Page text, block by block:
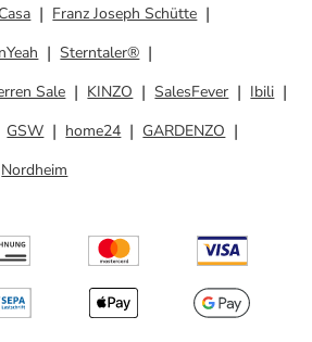
Franz Joseph Schütte
Sterntaler®
Sale
KINZO SalesFever
Ibili
GSW home24
GARDENZO
Nordheim